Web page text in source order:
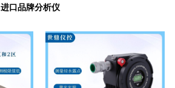
进口品牌分析仪